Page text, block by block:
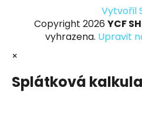
Vytvořil
Copyright 2026 YCF
vyhrazena. Upravit
×
Splátková